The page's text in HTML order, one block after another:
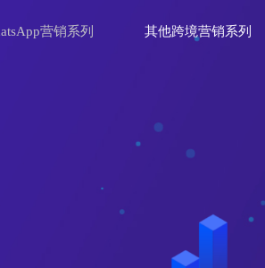
营销系列 其他跨境营销系列